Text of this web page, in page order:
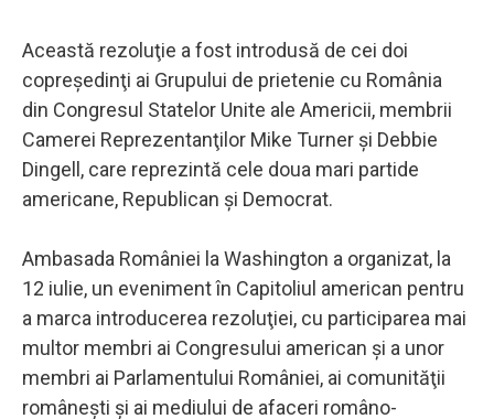
Această rezoluţie a fost introdusă de cei doi
copreşedinţi ai Grupului de prietenie cu România
din Congresul Statelor Unite ale Americii, membrii
Camerei Reprezentanţilor Mike Turner şi Debbie
Dingell, care reprezintă cele doua mari partide
americane, Republican şi Democrat.
Ambasada României la Washington a organizat, la
12 iulie, un eveniment în Capitoliul american pentru
a marca introducerea rezoluţiei, cu participarea mai
multor membri ai Congresului american şi a unor
membri ai Parlamentului României, ai comunităţii
româneşti şi ai mediului de afaceri româno-